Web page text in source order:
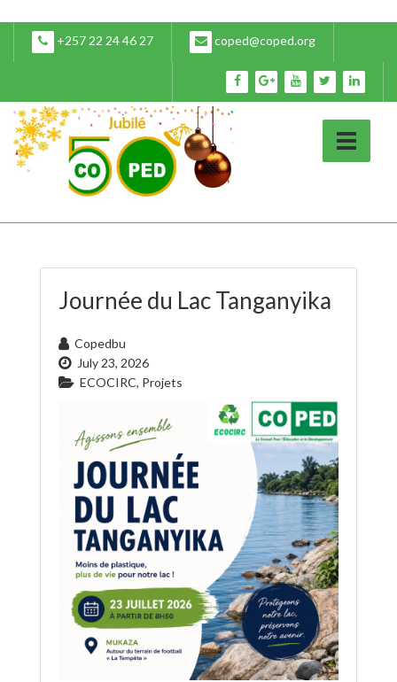
+257 22 24 46 27 coped@coped.org
Journée du Lac Tanganyika
Copedbu
July 23, 2026
ECOCIRC, Projets